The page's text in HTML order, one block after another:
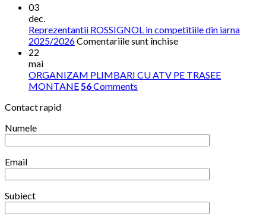
03
dec.
Reprezentantii ROSSIGNOL in competitiile din iarna
2025/2026Comentariile sunt închisepentru
in
22
mai
ORGANIZAM PLIMBARI CU ATV PE TRASEE
MONTANE56Comments
Contact rapid
Numele
Email
Subiect